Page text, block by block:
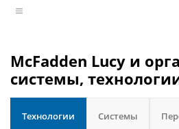
McFadden Lucy и
системы,
Технологии Системы